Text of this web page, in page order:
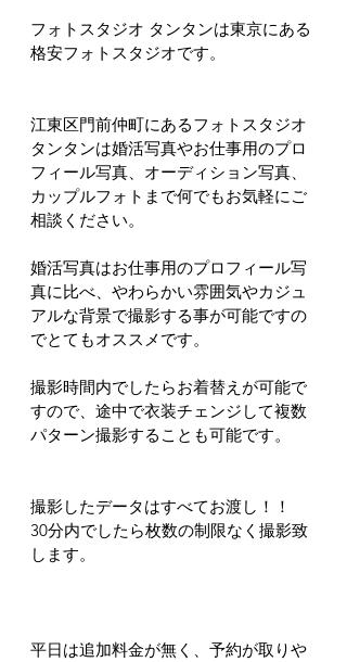
フォトスタジオ タンタンは東京にある
格安フォトスタジオです。
江東区門前仲町にあるフォトスタジオ
タンタンは婚活写真やお仕事用のプロ
フィール写真、オーディション写真、
カップルフォトまで何でもお気軽にご
相談ください。
婚活写真はお仕事用のプロフィール写
真に比べ、やわらかい雰囲気やカジュ
アルな背景で撮影する事が可能ですの
でとてもオススメです。
撮影時間内でしたらお着替えが可能で
すので、途中で衣装チェンジして複数
パターン撮影することも可能です。
撮影したデータはすべてお渡し！！
30分内でしたら枚数の制限なく撮影致
します。
平日は追加料金が無く、予約が取りや